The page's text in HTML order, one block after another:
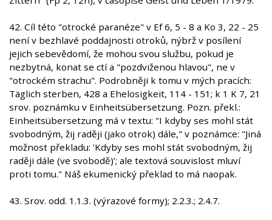
42. Cíl této "otrocké paranéze" v Ef 6, 5 - 8 a Ko 3, 22 - 25
není v bezhlavé poddajnosti otroků, nýbrž v posílení
jejich sebevědomí, že mohou svou službu, pokud je
nezbytná, konat se ctí a "pozdviženou hlavou", ne v
"otrockém strachu". Podrobněji k tomu v mých pracích:
Täglich sterben, 428 a Ehelosigkeit, 114 - 151; k 1 K 7, 21
srov. poznámku v Einheitsübersetzung. Pozn. překl.:
Einheitsübersetzung má v textu: "I kdyby ses mohl stát
svobodným, žij raději (jako otrok) dále," v poznámce: "Jiná
možnost překladu: ’Kdyby ses mohl stát svobodným, žij
raději dále (ve svobodě)’; ale textová souvislost mluví
proti tomu." Náš ekumenický překlad to má naopak.
43. Srov. odd. 1.1.3. (výrazové formy); 2.2.3.; 2.4.7.